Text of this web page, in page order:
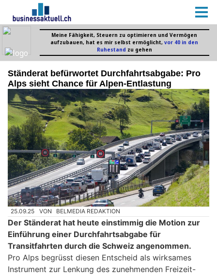
Ständerat befürwortet Durchfahrtsabgabe: Pro
Alps sieht Chance für Alpen-Entlastung
25.09.25 VON BELMEDIA REDAKTION
Der Ständerat hat heute einstimmig die Motion zur
Einführung einer Durchfahrtsabgabe für
Transitfahrten durch die Schweiz angenommen.
Pro Alps begrüsst diesen Entscheid als wirksames
Instrument zur Lenkung des zunehmenden Freizeit-